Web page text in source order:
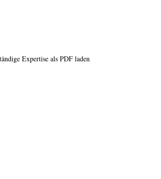
Expertise als PDF laden